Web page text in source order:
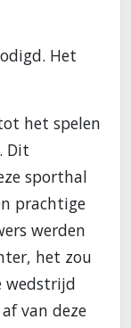
Het
het spelen
Dit
sporthal
prachtige
werden
het zou
wedstrijd
van deze